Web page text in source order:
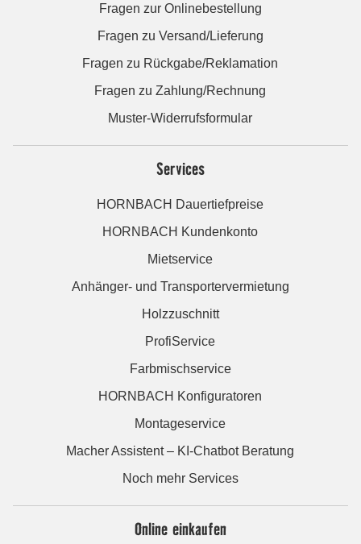
Fragen zur Onlinebestellung
Fragen zu Versand/Lieferung
Fragen zu Rückgabe/Reklamation
Fragen zu Zahlung/Rechnung
Muster-Widerrufsformular
Services
HORNBACH Dauertiefpreise
HORNBACH Kundenkonto
Mietservice
Anhänger- und Transportervermietung
Holzzuschnitt
ProfiService
Farbmischservice
HORNBACH Konfiguratoren
Montageservice
Macher Assistent – KI-Chatbot Beratung
Noch mehr Services
Online einkaufen